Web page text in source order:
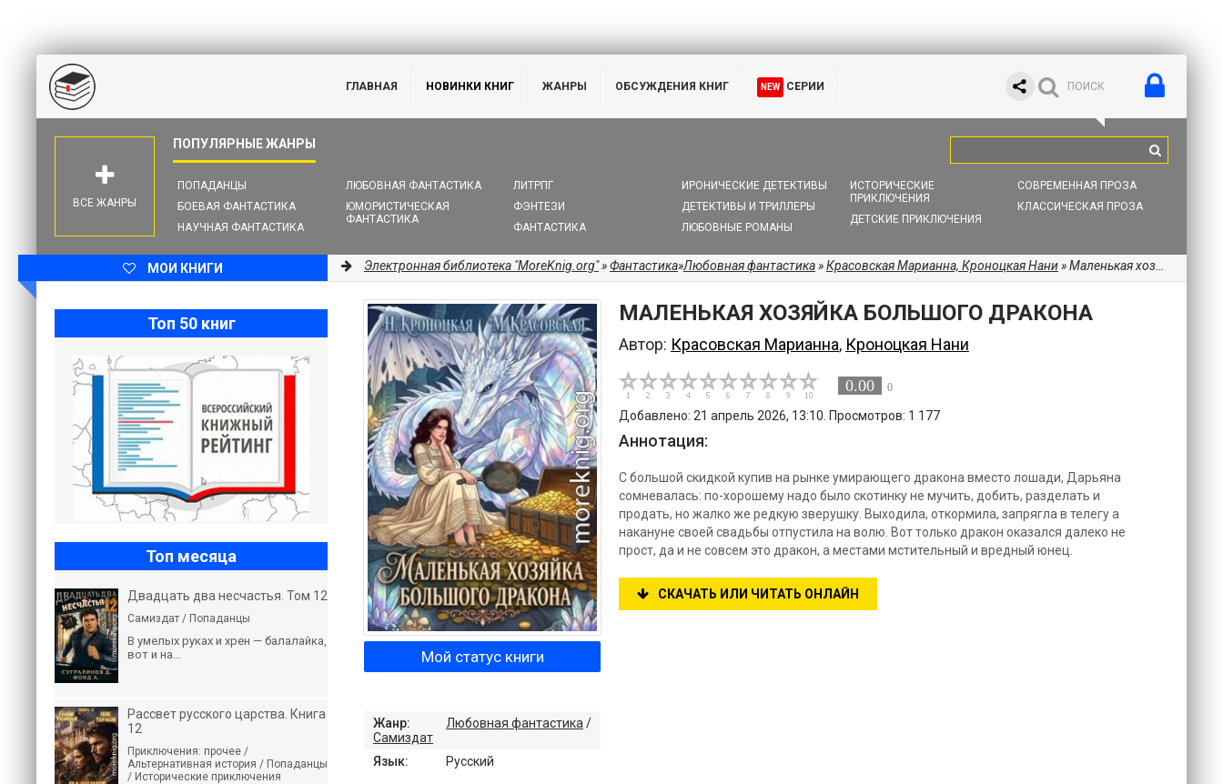
ГЛАВНАЯ НОВИНКИ КНИГ ЖАНРЫ ОБСУЖДЕНИЯ КНИГ NEW СЕРИИ
ПОПАДАНЦЫ
БОЕВАЯ ФАНТАСТИКА
НАУЧНАЯ ФАНТАСТИКА
ЛЮБОВНАЯ ФАНТАСТИКА
ЮМОРИСТИЧЕСКАЯ
ФАНТАСТИКА
ЛИТРПГ
ФЭНТЕЗИ
ФАНТАСТИКА
ИРОНИЧЕСКИЕ ДЕТЕКТИВЫ
ДЕТЕКТИВЫ И ТРИЛЛЕРЫ
ЛЮБОВНЫЕ РОМАНЫ
ИСТОРИЧЕСКИЕ
ПРИКЛЮЧЕНИЯ
ДЕТСКИЕ ПРИКЛЮЧЕНИЯ
СОВРЕМЕННАЯ ПРОЗА
КЛАССИЧЕСКАЯ ПРОЗА
ВСЕ ЖАНРЫ
МОИ КНИГИ Электронная библиотека "MoreKnig.org"»Фантастика»Любовная фантастика»Красовская Марианна, Кроноцкая Нани» Маленькая хозяйка большого дракона
МАЛЕНЬКАЯ ХОЗЯЙКА БОЛЬШОГО ДРАКОНА
Автор: Красовская Марианна, Кроноцкая Нани
0.00 0
Добавлено: 21 апрель 2026, 13:10. Просмотров: 1 177
Аннотация:
С большой скидкой купив на рынке умирающего дракона вместо лошади, Дарьяна
сомневалась: по-хорошему надо было скотинку не мучить, добить, разделать и
продать, но жалко же редкую зверушку. Выходила, откормила, запрягла в телегу а
накануне своей свадьбы отпустила на волю. Вот только дракон оказался далеко не
прост, да и не совсем это дракон, а местами мстительный и вредный юнец.
СКАЧАТЬ ИЛИ ЧИТАТЬ ОНЛАЙН
Мой статус книги
Жанр: Любовная фантастика /
Самиздат
Язык:
Русский
Топ 50 книг
Топ месяца
Двадцать два несчастья. Том 12
Самиздат / Попаданцы
В умелых руках и хрен — балалайка,
вот и на...
Рассвет русского царства. Книга
12
Приключения: прочее /
Альтернативная история / Попаданцы
/ Исторические приключения